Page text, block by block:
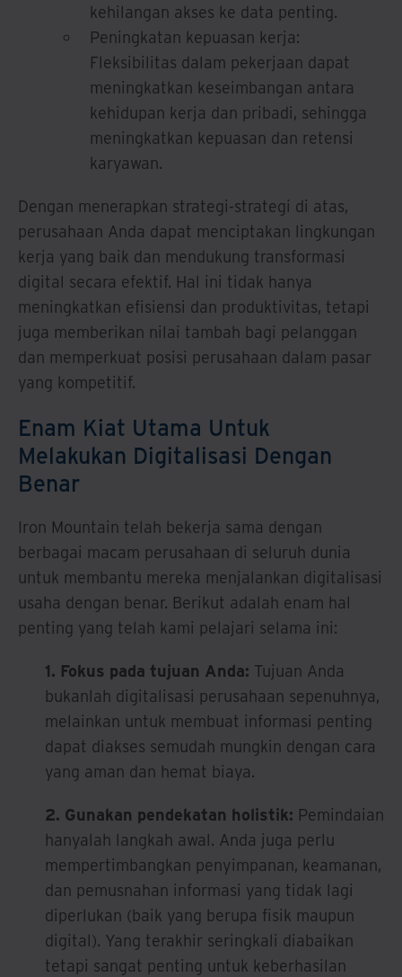
kehilangan akses ke data penting.
Peningkatan kepuasan kerja:
Fleksibilitas dalam pekerjaan dapat
meningkatkan keseimbangan antara
kehidupan kerja dan pribadi, sehingga
meningkatkan kepuasan dan retensi
karyawan.
Dengan menerapkan strategi-strategi di atas,
perusahaan Anda dapat menciptakan lingkungan
kerja yang baik dan mendukung transformasi
digital secara efektif. Hal ini tidak hanya
meningkatkan efisiensi dan produktivitas, tetapi
juga memberikan nilai tambah bagi pelanggan
dan memperkuat posisi perusahaan dalam pasar
yang kompetitif.
Enam Kiat Utama Untuk
Melakukan Digitalisasi Dengan
Benar
Iron Mountain telah bekerja sama dengan
berbagai macam perusahaan di seluruh dunia
untuk membantu mereka menjalankan digitalisasi
usaha dengan benar. Berikut adalah enam hal
penting yang telah kami pelajari selama ini:
1. Fokus pada tujuan Anda: Tujuan Anda
bukanlah digitalisasi perusahaan sepenuhnya,
melainkan untuk membuat informasi penting
dapat diakses semudah mungkin dengan cara
yang aman dan hemat biaya.
2. Gunakan pendekatan holistik: Pemindaian
hanyalah langkah awal. Anda juga perlu
mempertimbangkan penyimpanan, keamanan,
dan pemusnahan informasi yang tidak lagi
diperlukan (baik yang berupa fisik maupun
digital). Yang terakhir seringkali diabaikan
tetapi sangat penting untuk keberhasilan